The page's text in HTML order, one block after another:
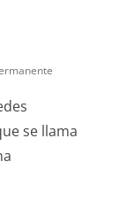
se llama